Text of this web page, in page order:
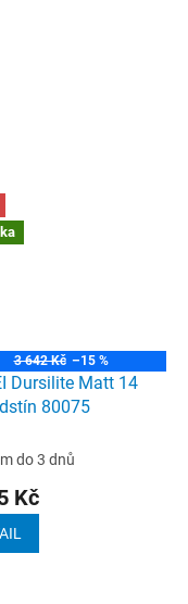
3 642 Kč –15 %
Dursilite Matt 14
80075
do 3 dnů
Kč